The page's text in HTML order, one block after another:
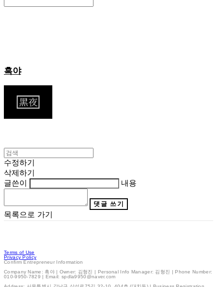
흑야
수정하기
삭제하기
글쓴이
내용
댓글 쓰기
목록으로 가기
Terms of Use
Privacy Policy
Confirm Entrepreneur Information
Company Name: 흑야 | Owner: 김형진 | Personal Info Manager: 김형진 | Phone Number:
010-9950-7829 | Email: spdla9950@naver.com